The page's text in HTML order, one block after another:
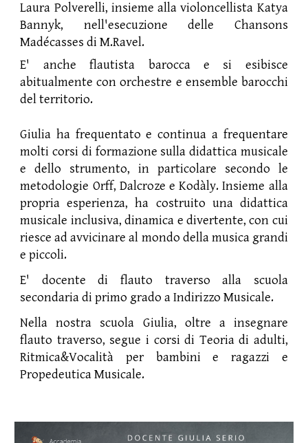
Laura Polverelli, insieme alla violoncellista Katya
Bannyk, nell'esecuzione delle Chansons
Madécasses di M.Ravel.
E' anche flautista barocca e si esibisce
abitualmente con orchestre e ensemble barocchi
del territorio.
Giulia ha frequentato e continua a frequentare
molti corsi di formazione sulla didattica musicale
e dello strumento, in particolare secondo le
metodologie Orff, Dalcroze e Kodàly. Insieme alla
propria esperienza, ha costruito una didattica
musicale inclusiva, dinamica e divertente, con cui
riesce ad avvicinare al mondo della musica grandi
e piccoli.
E' docente di flauto traverso alla scuola
secondaria di primo grado a Indirizzo Musicale.
Nella nostra scuola Giulia, oltre a insegnare
flauto traverso, segue i corsi di Teoria di adulti,
Ritmica&Vocalità per bambini e ragazzi e
Propedeutica Musicale.